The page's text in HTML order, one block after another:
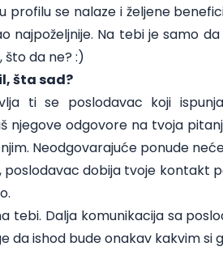
profilu se nalaze i željene
najpoželjnije. Na tebi je samo
što da ne? :)
šta sad?
ti se poslodavac koji
njegove odgovore na tvoja
Neodgovarajuće ponude
poslodavac dobija tvoje kontakt
tebi. Dalja komunikacija sa
da ishod bude onakav kakvim si